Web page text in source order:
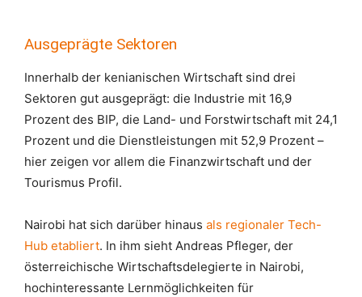
Ausgeprägte Sektoren
Innerhalb der kenianischen Wirtschaft sind drei
Sektoren gut ausgeprägt: die Industrie mit 16,9
Prozent des BIP, die Land- und Forstwirtschaft mit 24,1
Prozent und die Dienstleistungen mit 52,9 Prozent –
hier zeigen vor allem die Finanzwirtschaft und der
Tourismus Profil.
Nairobi hat sich darüber hinaus als regionaler Tech-
Hub etabliert. In ihm sieht Andreas Pfleger, der
österreichische Wirtschaftsdelegierte in Nairobi,
hochinteressante Lernmöglichkeiten für